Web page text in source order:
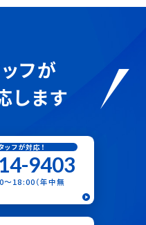
フが
します
ッフが対応！
9403
〜18:00（年中無